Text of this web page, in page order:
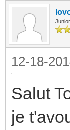
12-18-
Salut
je